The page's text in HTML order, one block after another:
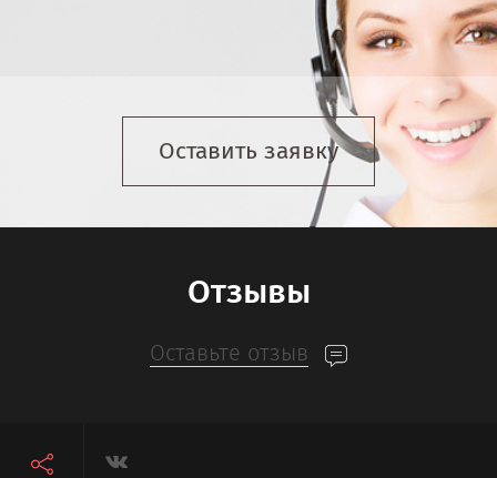
Оставить заявку
Отзывы
Оставьте отзыв